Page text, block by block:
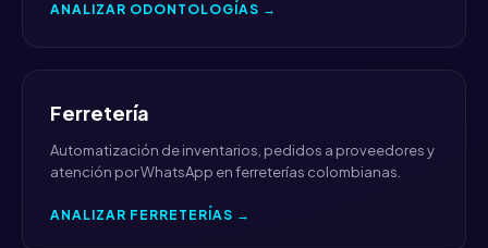
ANALIZAR ODONTOLOGÍAS →
Ferretería
Automatización de inventarios, pedidos a proveedores y
atención por WhatsApp en ferreterías colombianas.
ANALIZAR FERRETERÍAS →